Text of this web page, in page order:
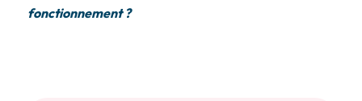
fonctionnement ?